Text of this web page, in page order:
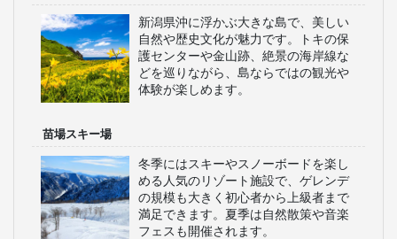
新潟県沖に浮かぶ大きな島で、美しい
自然や歴史文化が魅力です。トキの保
護センターや金山跡、絶景の海岸線な
どを巡りながら、島ならではの観光や
体験が楽しめます。
苗場スキー場
冬季にはスキーやスノーボードを楽し
める人気のリゾート施設で、ゲレンデ
の規模も大きく初心者から上級者まで
満足できます。夏季は自然散策や音楽
フェスも開催されます。